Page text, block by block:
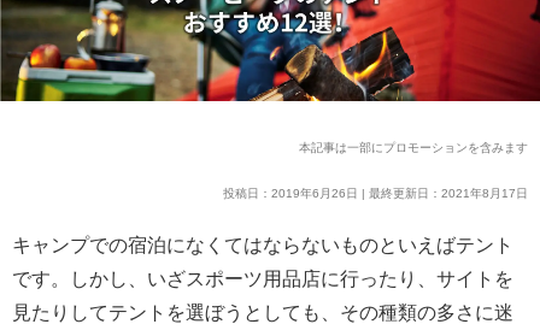
本記事は一部にプロモーションを含みます
投稿日：2019年6月26日 | 最終更新日：2021年8月17日
キャンプでの宿泊になくてはならないものといえばテント
です。しかし、いざスポーツ用品店に行ったり、サイトを
見たりしてテントを選ぼうとしても、その種類の多さに迷